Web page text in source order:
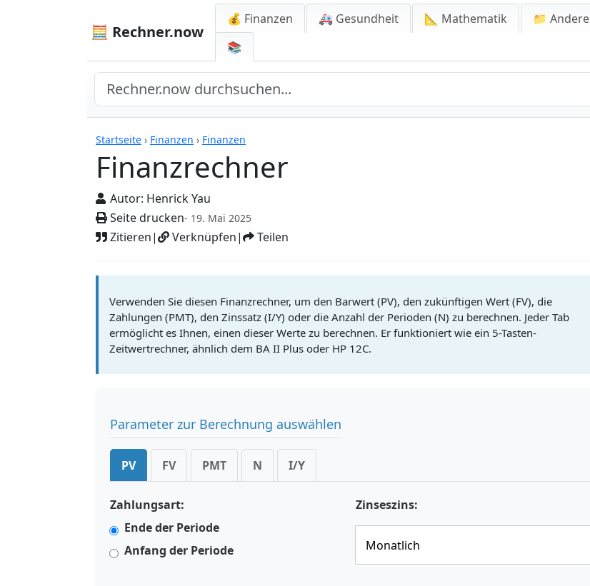
🧮 Rechner.now
💰 Finanzen 🚑 Gesundheit 📐 Mathematik 📁 Andere
📚
Startseite › Finanzen › Finanzen
Finanzrechner
Autor: Henrick Yau
Seite drucken- 19. Mai 2025
Zitieren| Verknüpfen| Teilen
Rechner
Verwenden Sie diesen Finanzrechner, um den Barwert (PV), den zukünftigen Wert (FV), die
Zahlungen (PMT), den Zinssatz (I/Y) oder die Anzahl der Perioden (N) zu berechnen. Jeder Tab
ermöglicht es Ihnen, einen dieser Werte zu berechnen. Er funktioniert wie ein 5-Tasten-
Zeitwertrechner, ähnlich dem BA II Plus oder HP 12C.
Parameter zur Berechnung auswählen
PV FV PMT N I/Y
Zahlungsart:
Ende der Periode
Anfang der Periode
Zinseszins: